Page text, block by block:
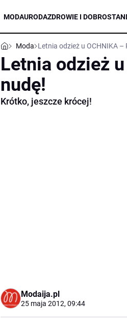
MODAURODAZDROWIE I DOBROSTAN
Moda Letnia odzież u OCHNIKA –
Letnia odzież
nudę!
Krótko, jeszcze krócej!
Modaija.pl
25 maja 2012, 09:44